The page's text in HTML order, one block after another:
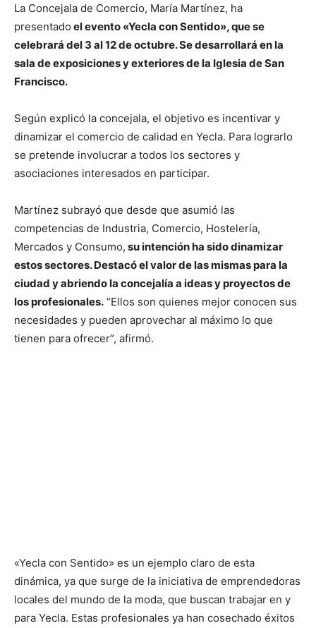
La Concejala de Comercio, María Martínez, ha
presentado el evento «Yecla con Sentido», que se
celebrará del 3 al 12 de octubre. Se desarrollará en la
sala de exposiciones y exteriores de la Iglesia de San
Francisco.
Según explicó la concejala, el objetivo es incentivar y
dinamizar el comercio de calidad en Yecla. Para lograrlo
se pretende involucrar a todos los sectores y
asociaciones interesados en participar.
Martínez subrayó que desde que asumió las
competencias de Industria, Comercio, Hostelería,
Mercados y Consumo, su intención ha sido dinamizar
estos sectores. Destacó el valor de las mismas para la
ciudad y abriendo la concejalía a ideas y proyectos de
los profesionales. “Ellos son quienes mejor conocen sus
necesidades y pueden aprovechar al máximo lo que
tienen para ofrecer”, afirmó.
«Yecla con Sentido» es un ejemplo claro de esta
dinámica, ya que surge de la iniciativa de emprendedoras
locales del mundo de la moda, que buscan trabajar en y
para Yecla. Estas profesionales ya han cosechado éxitos